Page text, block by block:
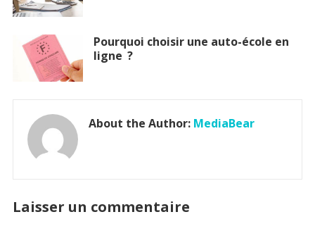
Pourquoi choisir une auto-école en
ligne ?
About the Author: MediaBear
Laisser un commentaire